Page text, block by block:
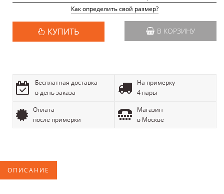
Как определить свой размер?
КУПИТЬ В КОРЗИНУ
Бесплатная доставка
в день заказа
На примерку
4 пары
Оплата
после примерки
Магазин
в Москве
ОПИСАНИЕ